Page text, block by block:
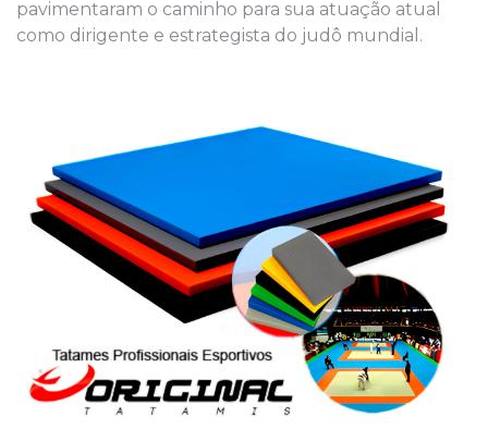
pavimentaram o caminho para sua atuação atual
como dirigente e estrategista do judô mundial.